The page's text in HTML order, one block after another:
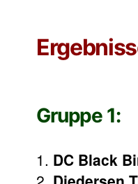
Gruppe 1:
1. DC Black